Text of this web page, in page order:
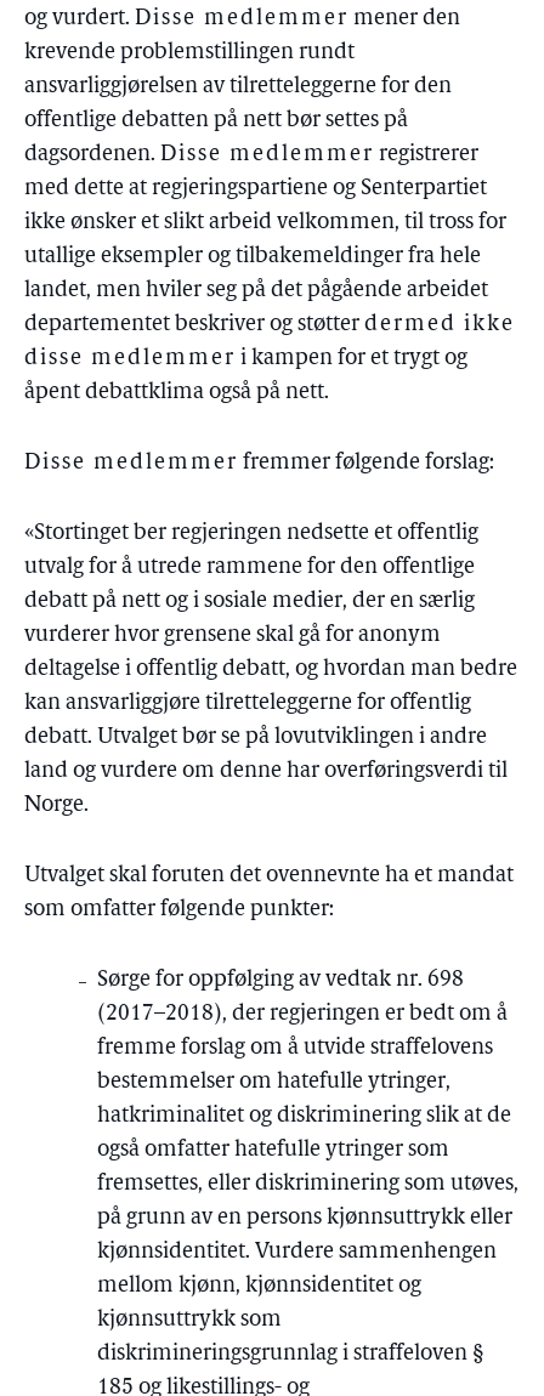
og vurdert. Disse medlemmer mener den
krevende problemstillingen rundt
ansvarliggjørelsen av tilretteleggerne for den
offentlige debatten på nett bør settes på
dagsordenen. Disse medlemmer registrerer
med dette at regjeringspartiene og Senterpartiet
ikke ønsker et slikt arbeid velkommen, til tross for
utallige eksempler og tilbakemeldinger fra hele
landet, men hviler seg på det pågående arbeidet
departementet beskriver og støtter dermed ikke
disse medlemmer i kampen for et trygt og
åpent debattklima også på nett.
Disse medlemmer fremmer følgende forslag:
«Stortinget ber regjeringen nedsette et offentlig
utvalg for å utrede rammene for den offentlige
debatt på nett og i sosiale medier, der en særlig
vurderer hvor grensene skal gå for anonym
deltagelse i offentlig debatt, og hvordan man bedre
kan ansvarliggjøre tilretteleggerne for offentlig
debatt. Utvalget bør se på lovutviklingen i andre
land og vurdere om denne har overføringsverdi til
Norge.
Utvalget skal foruten det ovennevnte ha et mandat
som omfatter følgende punkter:
Sørge for oppfølging av vedtak nr. 698
(2017–2018), der regjeringen er bedt om å
fremme forslag om å utvide straffelovens
bestemmelser om hatefulle ytringer,
hatkriminalitet og diskriminering slik at de
også omfatter hatefulle ytringer som
fremsettes, eller diskriminering som utøves,
på grunn av en persons kjønnsuttrykk eller
kjønnsidentitet. Vurdere sammenhengen
mellom kjønn, kjønnsidentitet og
kjønnsuttrykk som
diskrimineringsgrunnlag i straffeloven §
185 og likestillings- og